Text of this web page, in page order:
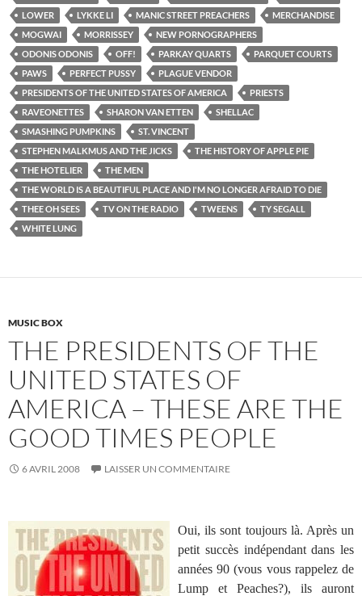
LOWER
LYKKE LI MANIC STREET PREACHERS
MERCHANDISE
MOGWAI
MORRISSEY
NEW PORNOGRAPHERS
ODONIS ODONIS
OFF! PARKAY QUARTS
PARQUET COURTS
PAWS
PERFECT PUSSY
PLAGUE VENDOR
PRESIDENTS OF THE UNITED STATES OF AMERICA
PRIESTS
RAVEONETTES
SHARON VAN ETTEN
SHELLAC
SMASHING PUMPKINS
ST. VINCENT
STEPHEN MALKMUS AND THE JICKS
THE HISTORY OF APPLE PIE
THE HOTELIER
THE MEN
THE WORLD IS A BEAUTIFUL PLACE AND I'M NO LONGER AFRAID TO DIE
THEE OH SEES
TV ON THE RADIO TWEENS
TY SEGALL
WHITE LUNG
MUSIC BOX
THE PRESIDENTS OF THE
UNITED STATES OF
AMERICA – THESE ARE THE
GOOD TIMES PEOPLE
6 AVRIL 2008 LAISSER UN COMMENTAIRE
Oui, ils sont toujours là. Après un
petit succès indépendant dans les
années 90 (vous vous rappelez de
Lump et Peaches?), ils auront